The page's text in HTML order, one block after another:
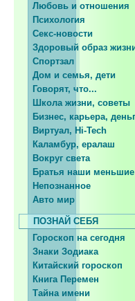
Любовь и отношения
Психология
Секс-новости
Здоровый образ
Спортзал
Дом и семья, дети
Говорят, что...
Школа жизни, советы
Бизнес, карьера,
Виртуал, Hi-Tech
Каламбур, ералаш
Вокруг света
Братья наши меньшие
Непознанное
Авто мир
ПОЗНАЙ СЕБЯ
Гороскоп на сегодня
Знаки Зодиака
Китайский гороскоп
Книга Перемен
Тайна имени